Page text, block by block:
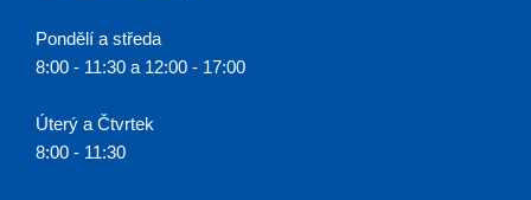
Pondělí a středa
8:00 - 11:30 a 12:00 - 17:00
Úterý a Čtvrtek
8:00 - 11:30